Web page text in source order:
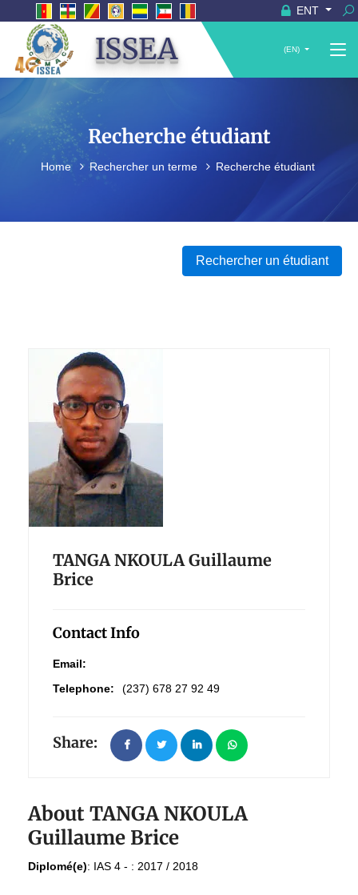
ENT
ISSEA (EN)
Recherche étudiant
Home Rechercher un terme Recherche étudiant
Rechercher un étudiant
TANGA NKOULA Guillaume
Brice
Contact Info
Email:
Telephone:
(237) 678 27 92 49
Share:
About TANGA NKOULA
Guillaume Brice
Diplomé(e): IAS 4 - : 2017 / 2018